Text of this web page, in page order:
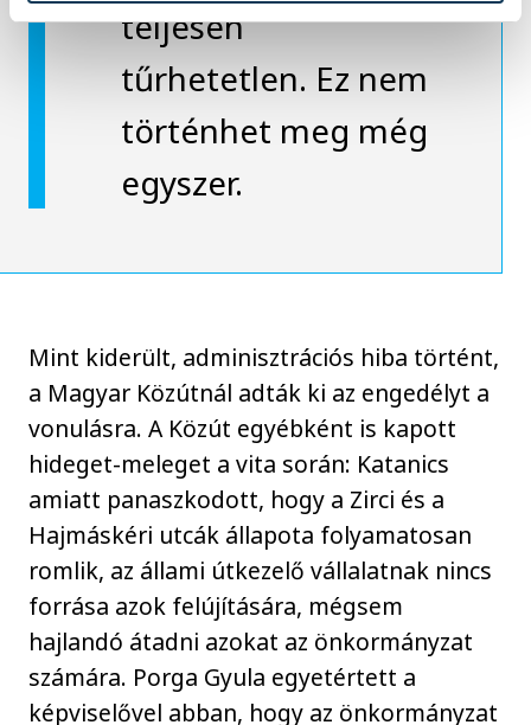
teljesen
tűrhetetlen. Ez nem
történhet meg még
egyszer.
Mint kiderült, adminisztrációs hiba történt,
a Magyar Közútnál adták ki az engedélyt a
vonulásra. A Közút egyébként is kapott
hideget-meleget a vita során: Katanics
amiatt panaszkodott, hogy a Zirci és a
Hajmáskéri utcák állapota folyamatosan
romlik, az állami útkezelő vállalatnak nincs
forrása azok felújítására, mégsem
hajlandó átadni azokat az önkormányzat
számára. Porga Gyula egyetértett a
képviselővel abban, hogy az önkormányzat